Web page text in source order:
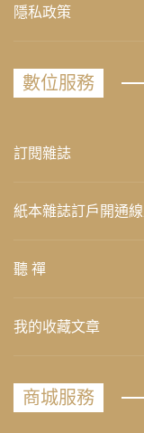
隱私政策
數位服務
訂閱雜誌
紙本雜誌訂戶開通
聽 禪
我的收藏文章
商城服務